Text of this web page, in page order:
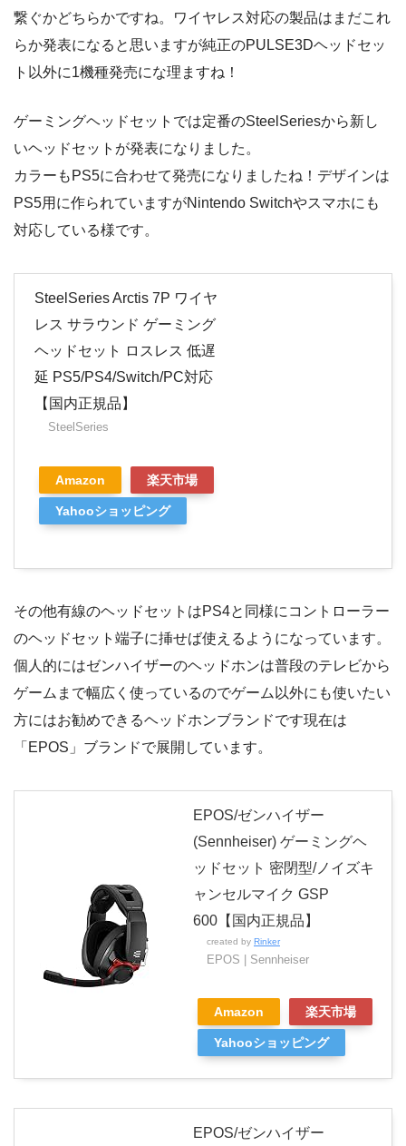
繋ぐかどちらかですね。ワイヤレス対応の製品はまだこれ
らか発表になると思いますが純正のPULSE3Dヘッドセッ
ト以外に1機種発売にな理ますね！
ゲーミングヘッドセットでは定番のSteelSeriesから新し
いヘッドセットが発表になりました。
カラーもPS5に合わせて発売になりましたね！デザインは
PS5用に作られていますがNintendo Switchやスマホにも
対応している様です。
SteelSeries Arctis 7P ワイヤ
レス サラウンド ゲーミング
ヘッドセット ロスレス 低遅
延 PS5/PS4/Switch/PC対応
【国内正規品】
SteelSeries
Amazon 楽天市場
Yahooショッピング
その他有線のヘッドセットはPS4と同様にコントローラー
のヘッドセット端子に挿せば使えるようになっています。
個人的にはゼンハイザーのヘッドホンは普段のテレビから
ゲームまで幅広く使っているのでゲーム以外にも使いたい
方にはお勧めできるヘッドホンブランドです現在は
「EPOS」ブランドで展開しています。
EPOS/ゼンハイザー
(Sennheiser) ゲーミングヘ
ッドセット 密閉型/ノイズキ
ャンセルマイク GSP
600【国内正規品】
created by Rinker
EPOS | Sennheiser
Amazon 楽天市場
Yahooショッピング
EPOS/ゼンハイザー